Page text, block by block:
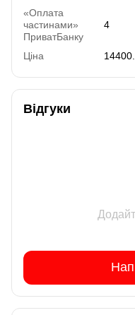
«Оплата
частинами»
ПриватБанку
4
Ціна
Відгуки